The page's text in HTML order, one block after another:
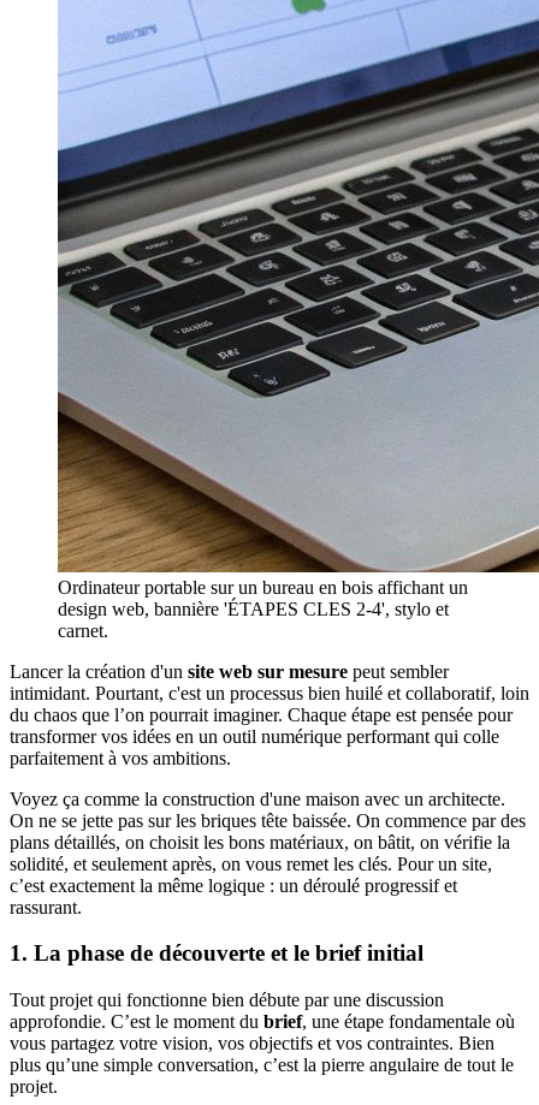
Ordinateur portable sur un bureau en bois affichant un
design web, bannière 'ÉTAPES CLES 2-4', stylo et
carnet.
Lancer la création d'un site web sur mesure peut sembler
intimidant. Pourtant, c'est un processus bien huilé et collaboratif, loin
du chaos que l’on pourrait imaginer. Chaque étape est pensée pour
transformer vos idées en un outil numérique performant qui colle
parfaitement à vos ambitions.
Voyez ça comme la construction d'une maison avec un architecte.
On ne se jette pas sur les briques tête baissée. On commence par des
plans détaillés, on choisit les bons matériaux, on bâtit, on vérifie la
solidité, et seulement après, on vous remet les clés. Pour un site,
c’est exactement la même logique : un déroulé progressif et
rassurant.
1. La phase de découverte et le brief initial
Tout projet qui fonctionne bien débute par une discussion
approfondie. C’est le moment du brief, une étape fondamentale où
vous partagez votre vision, vos objectifs et vos contraintes. Bien
plus qu’une simple conversation, c’est la pierre angulaire de tout le
projet.